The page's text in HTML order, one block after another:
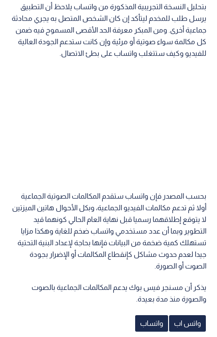
بتحليل النسخة التجريبية المذكورة من واتساب يلاحظ أن التطبيق
يرسل طلب للمخدم ليتأكد إن كان الشخص المتصل به يجري محادثة
جماعية أخرى. ومن المبكر معرفة الحد الأقصى المسموح فيه ضمن
كل مكالمة سواء صوتية أو مرئية وإن كانت ستدعم الجودة العالية
للفيديو وكيف ستتغلب واتساب على بطئ الاتصال.
بحسب المصدر فإن واتساب ستقدم المكالمات الصوتية الجماعية
أولا ثم تدعم مكالمات الفيديو الجماعية، وبكل الأحوال هاتين الميزتين
لا يتوقع إطلاقهما رسميا قبل نهاية العام الحالي كونهما قيد
التطوير وبما أن عدد مستخدمي واتساب ضخم للغاية وهكذا مزايا
تستهلك كمية ضخمة من البيانات فإنها بحاجة لإعداد البنية التحتية
جيدا لعدم حدوث مشاكل كإنقطاع المكالمات أو الإضرار بجودة
الصوت أو الصورة.
يذكر أن مسنجر فيس بوك يدعم المكالمات الجماعية بالصوت
والصورة منذ مدة بعيدة.
واتس اب واتساب